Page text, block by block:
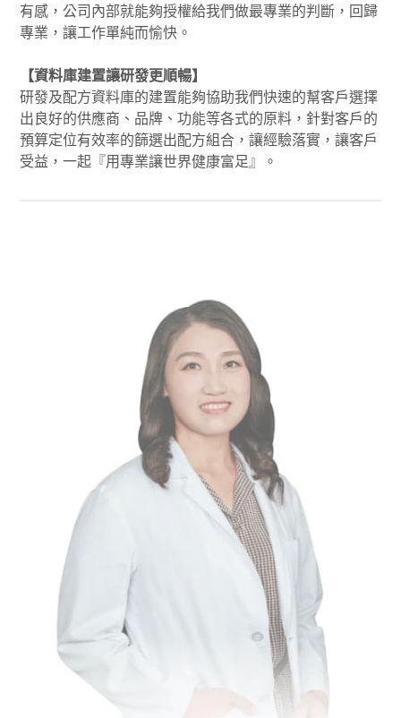
有感，公司內部就能夠授權給我們做最專業的判斷，回歸
專業，讓工作單純而愉快。
【資料庫建置讓研發更順暢】
研發及配方資料庫的建置能夠協助我們快速的幫客戶選擇
出良好的供應商、品牌、功能等各式的原料，針對客戶的
預算定位有效率的篩選出配方組合，讓經驗落實，讓客戶
受益，一起『用專業讓世界健康富足』。